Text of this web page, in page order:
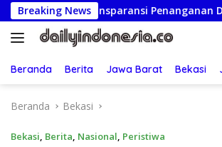
Langsung
ke
konten
Breaking NewsPenanganan Dugaan
Beranda Berita Jawa Barat Bekasi
Beranda Bekasi
Bekasi, Berita, Nasional, Peristiwa